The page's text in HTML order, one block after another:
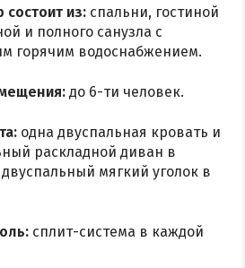
из: спальни, гостиной
и полного санузла с
горячим водоснабжением.
до 6-ти человек.
одна двуспальная кровать и
раскладной диван в
мягкий уголок в
сплит-система в каждой